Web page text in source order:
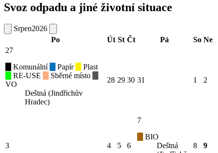
Svoz odpadu a jiné životní situace
Srpen2026
Po
Út St Čt Pá So Ne
27
Komunální
Papír
Plast
RE-USE
Sběrné místo
VO
Deštná (Jindřichův
Hradec)
28 29 30 31 1 2
3 4 5 6
7
BIO
Deštná
8 9